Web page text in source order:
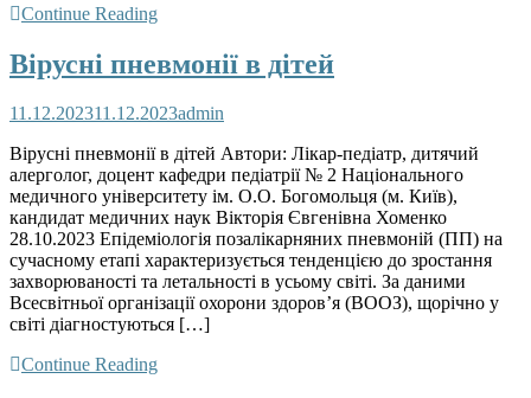
Continue Reading
Вірусні пневмонії в дітей
11.12.202311.12.2023admin
Вірусні пневмонії в дітей Автори: Лікар-педіатр, дитячий
алерголог, доцент кафедри педіатрії № 2 Національного
медичного університету ім. О.О. Богомольця (м. Київ),
кандидат медичних наук Вікторія Євгенівна Хоменко
28.10.2023 Епідеміологія позалікарняних пневмоній (ПП) на
сучасному етапі характеризується тенденцією до зростання
захворюваності та летальності в усьому світі. За даними
Всесвітньої організації охорони здоров’я (ВООЗ), щорічно у
світі діагностуються […]
Continue Reading